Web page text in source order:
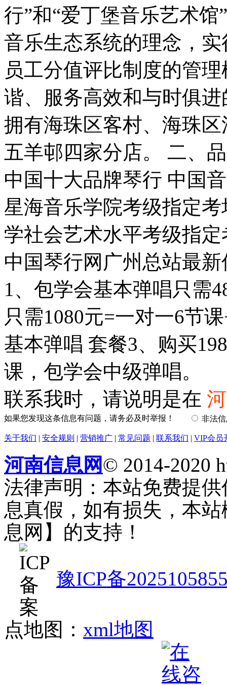
行”和“爱丁堡音乐艺术
音乐生态系统的理念，
员工分值评比制度的管
谐、服务高效和与时俱
拥有海珠区客村、海珠
五羊邨四家分店。 二、
中国十大品牌琴行 中国
星海音乐学院考级指定
学社会艺术水平考级指
中国琴行网广州总站最
1、包学会基本弹唱只需
只需1080元=一对一6节
基本弹唱 套餐3、购买
课，包学会中级弹唱。
联系我时，请说明是在
如果您发现这条信息有问题，请务必及时举报！ 非法
关于我们 | 安全规则 | 营销推广 | 常见问题 | 联系我们 | VIP会员
河南信息网© 2014-2020
法律声明：本站免费提
息真假，如有损失，本
息网】的支持！
豫ICP备
点地图： xml地图